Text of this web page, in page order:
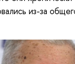
из-за